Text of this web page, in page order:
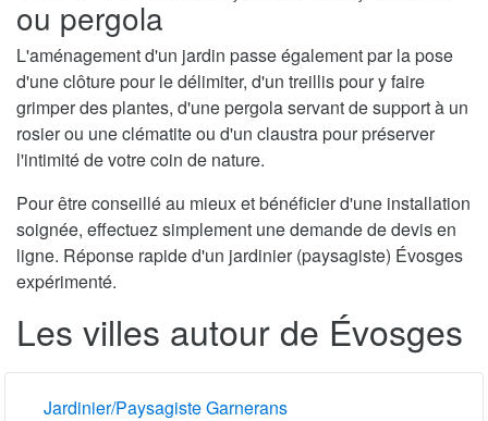
ou pergola
L'aménagement d'un jardin passe également par la pose
d'une clôture pour le délimiter, d'un treillis pour y faire
grimper des plantes, d'une pergola servant de support à un
rosier ou une clématite ou d'un claustra pour préserver
l'intimité de votre coin de nature.
Pour être conseillé au mieux et bénéficier d'une installation
soignée, effectuez simplement une demande de devis en
ligne. Réponse rapide d'un jardinier (paysagiste) Évosges
expérimenté.
Les villes autour de Évosges
Jardinier/Paysagiste Garnerans